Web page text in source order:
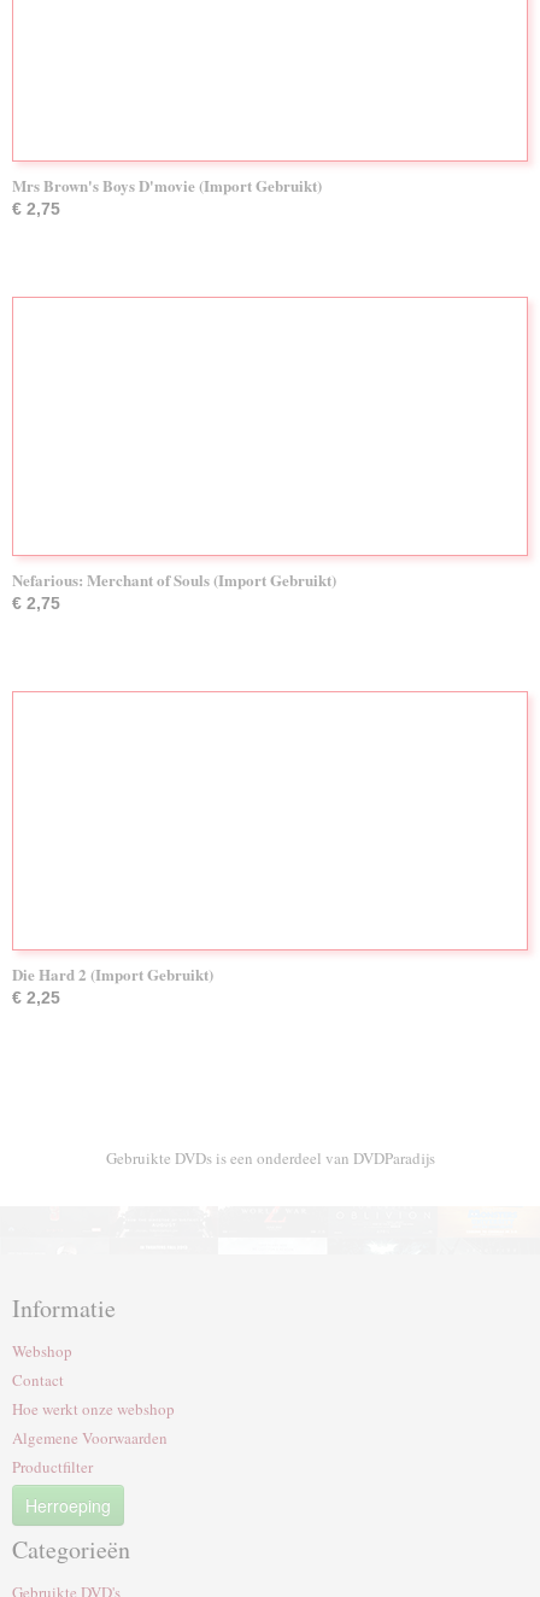
Mrs Brown's Boys D'movie (Import Gebruikt)
€ 2,75
Nefarious: Merchant of Souls (Import Gebruikt)
€ 2,75
Die Hard 2 (Import Gebruikt)
€ 2,25
Gebruikte DVDs is een onderdeel van DVDParadijs
Informatie
Webshop
Contact
Hoe werkt onze webshop
Algemene Voorwaarden
Productfilter
Herroeping
Categorieën
Gebruikte DVD's